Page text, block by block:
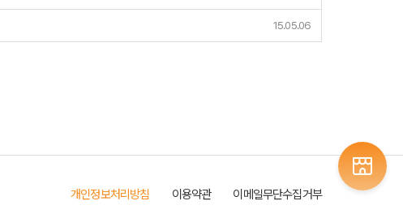
15.05.06
개인정보처리방침 이용약관
이메일무단수집거부